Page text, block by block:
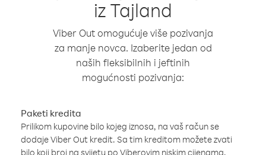
iz Tajland
Viber Out omogućuje više pozivanja
za manje novca. Izaberite jedan od
naših fleksibilnih i jeftinih
mogućnosti pozivanja:
Paketi kredita
Prilikom kupovine bilo kojeg iznosa, na vaš račun se
dodaje Viber Out kredit. Sa tim kreditom možete zvati
bilo koji broj na svijetu po Viberovim niskim cijenama.